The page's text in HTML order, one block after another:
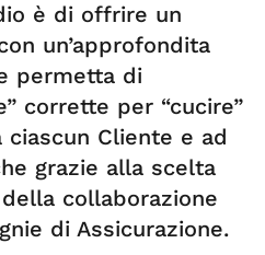
è di offrire un
un’approfondita
permetta di
corrette per “cucire”
Cliente e ad
grazie alla scelta
collaborazione
di Assicurazione.